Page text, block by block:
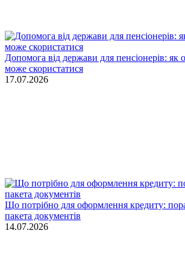
Допомога від держави для пенсіонерів: як
може скористатися
17.07.2026
Що потрібно для оформлення кредиту:
пакета документів
14.07.2026